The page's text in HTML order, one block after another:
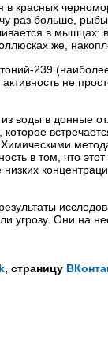
в красных
раз больше,
в
же,
239
активность не
воды в донные
в том, что
угрозу. Они на
, страницу